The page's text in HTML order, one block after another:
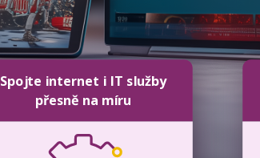
Spojte internet i IT služby
přesně na míru